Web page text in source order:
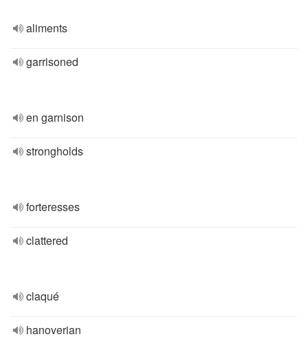
aliments
garrisoned
en garnison
strongholds
forteresses
clattered
claqué
hanoverian